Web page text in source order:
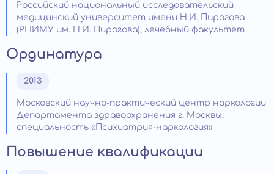
Российский национальный исследовательский
медицинский университет имени Н.И. Пирогова
(РНИМУ им. Н.И. Пирогова), лечебный факультет
Ординатура
2013
Московский научно-практический центр наркологии
Департамента здравоохранения г. Москвы,
специальность «Психиатрия-наркология»
Повышение квалификации